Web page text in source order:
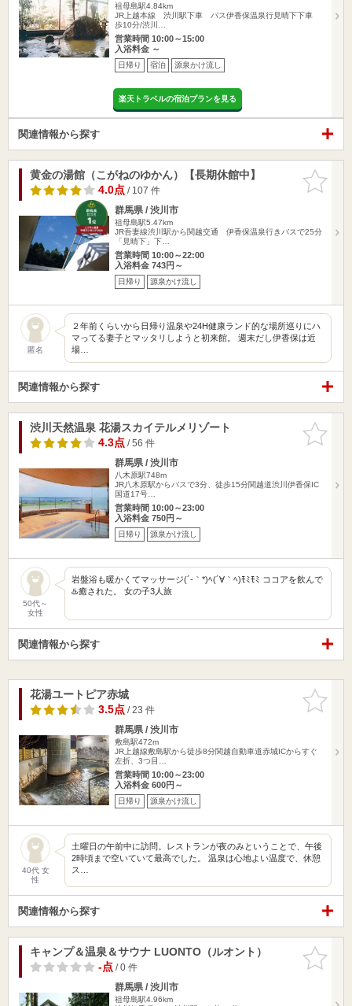
祖母島駅4.84km
JR上越本線 渋川駅下車 バス伊香保温泉行見晴下下車
歩10分/渋川…
営業時間 10:00～15:00
入浴料金 ～
日帰り 宿泊 源泉かけ流し
楽天トラベルの宿泊プランを見る
関連情報から探す
お気に入
りに追加
黄金の湯館（こがねのゆかん）【長期休館中】
4.0点/ 107 件
群馬県 / 渋川市
祖母島駅5.47km
JR吾妻線渋川駅から関越交通 伊香保温泉行きバスで25分
「見晴下」下…
営業時間 10:00～22:00
入浴料金 743円～
日帰り 源泉かけ流し
匿名
２年前くらいから日帰り温泉や24H健康ランド的な場所巡りにハ
マってる妻子とマッタリしようと初来館。 週末だし伊香保は近
場…
関連情報から探す
お気に入
りに追加
渋川天然温泉 花湯スカイテルメリゾート
4.3点/ 56 件
群馬県 / 渋川市
八木原駅748m
JR八木原駅からバスで3分、徒歩15分関越道渋川伊香保IC
国道17号…
営業時間 10:00～23:00
入浴料金 750円～
日帰り 源泉かけ流し
50代～
女性
岩盤浴も暖かくてマッサージ(´-｀*)ﾍ(´∀｀ﾍ)ﾓﾐﾓﾐ ココアを飲んで
♨️癒された。 女の子3人旅
関連情報から探す
お気に入
りに追加
花湯ユートピア赤城
3.5点/ 23 件
群馬県 / 渋川市
敷島駅472m
JR上越線敷島駅から徒歩8分関越自動車道赤城ICからすぐ
左折、3つ目…
営業時間 10:00～23:00
入浴料金 600円～
日帰り 源泉かけ流し
40代 女
性
土曜日の午前中に訪問。レストランが夜のみということで、午後
2時頃まで空いていて最高でした。 温泉は心地よい温度で、休憩
ス…
関連情報から探す
お気に入
りに追加
キャンプ＆温泉＆サウナ LUONTO（ルオント）
-点/ 0 件
群馬県 / 渋川市
祖母島駅4.96km